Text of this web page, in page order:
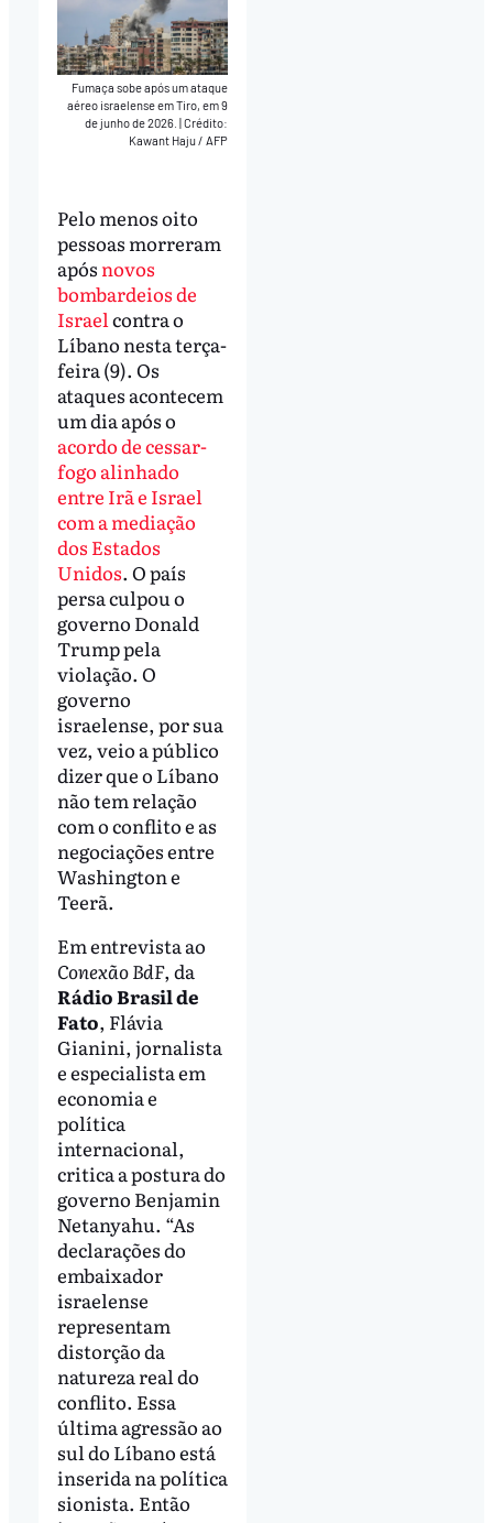
Fumaça sobe após um ataque
aéreo israelense em Tiro, em 9
de junho de 2026.|Crédito:
Kawant Haju / AFP
Pelo menos oito
pessoas morreram
após novos
bombardeios de
Israelcontra o
Líbano nesta terça-
feira (9). Os
ataques acontecem
um dia após o
acordo de cessar-
fogo alinhado
entre Irã e Israel
com a mediação
dos Estados
Unidos. O país
persa culpou o
governo Donald
Trump pela
violação. O
governo
israelense, por sua
vez, veio a público
dizer que o Líbano
não tem relação
com o conflito e as
negociações entre
Washington e
Teerã.
Em entrevista ao
Conexão BdF, da
Rádio Brasil de
Fato, Flávia
Gianini, jornalista
e especialista em
economia e
política
internacional,
critica a postura do
governo Benjamin
Netanyahu. “As
declarações do
embaixador
israelense
representam
distorção da
natureza real do
conflito. Essa
última agressão ao
sul do Líbano está
inserida na política
sionista. Então